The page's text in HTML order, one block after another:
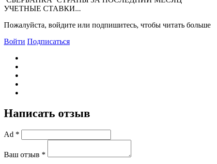
УЧЕТНЫЕ СТАВКИ...
Пожалуйста, войдите или подпишитесь, чтобы читать больше
Войти Подписаться
Написать отзыв
Ad *
Ваш отзыв *